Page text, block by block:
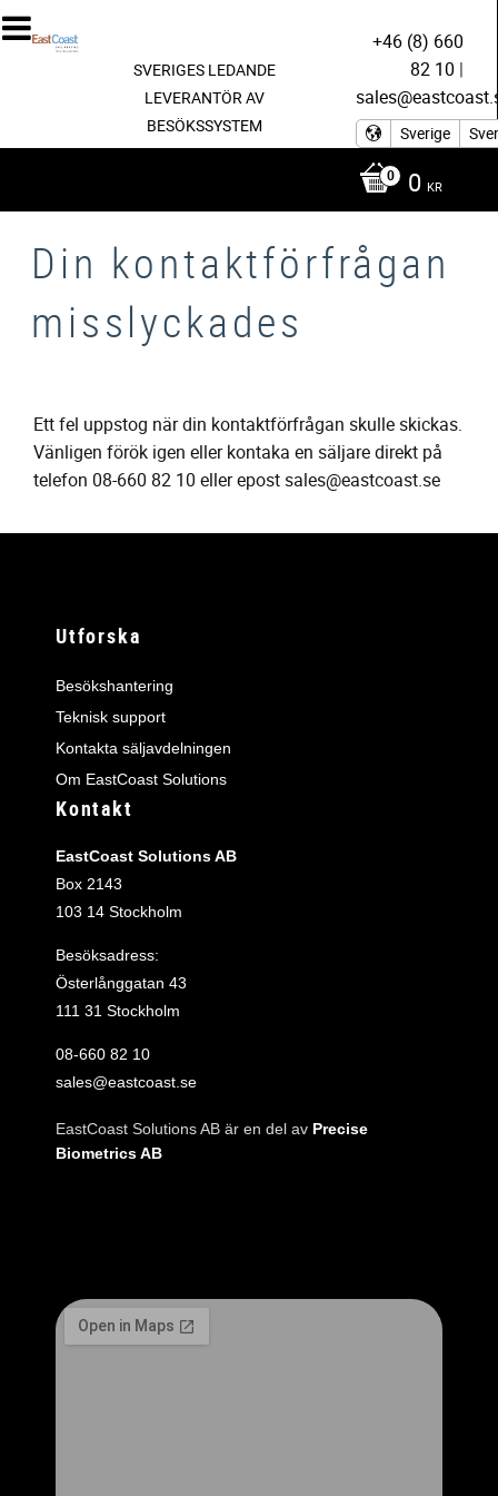
SVERIGES LEDANDE
LEVERANTÖR AV
BESÖKSSYSTEM
+46 (8) 660
82 10 |
Sverige
0 KR
Din kontaktförfrågan
misslyckades
Ett fel uppstog när din kontaktförfrågan skulle skickas.
Vänligen förök igen eller kontaka en säljare direkt på
telefon 08-660 82 10 eller epost sales@eastcoast.se
Utforska
Besökshantering
Teknisk support
Kontakta säljavdelningen
Om EastCoast Solutions
Kontakt
EastCoast Solutions AB
Box 2143
103 14 Stockholm
Besöksadress:
Österlånggatan 43
111 31 Stockholm
08‑660 82 10
sales@eastcoast.se
EastCoast Solutions AB är en del av Precise
Biometrics AB